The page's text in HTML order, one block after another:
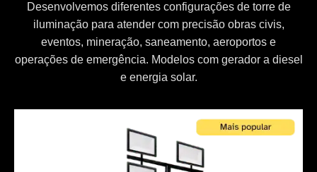
Desenvolvemos diferentes configurações de torre de
iluminação para atender com precisão obras civis,
eventos, mineração, saneamento, aeroportos e
operações de emergência. Modelos com gerador a diesel
e energia solar.